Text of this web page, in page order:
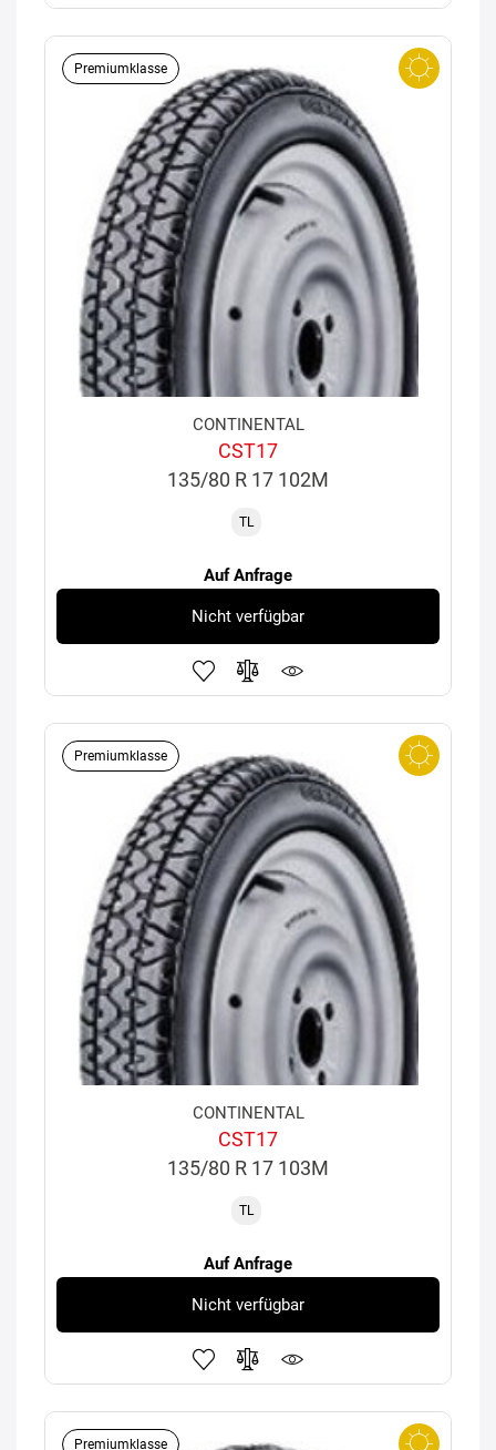
Premiumklasse
CONTINENTAL
CST17
135/80 R 17 102M
TL
Auf Anfrage
Nicht verfügbar
Premiumklasse
CONTINENTAL
CST17
135/80 R 17 103M
TL
Auf Anfrage
Nicht verfügbar
Premiumklasse